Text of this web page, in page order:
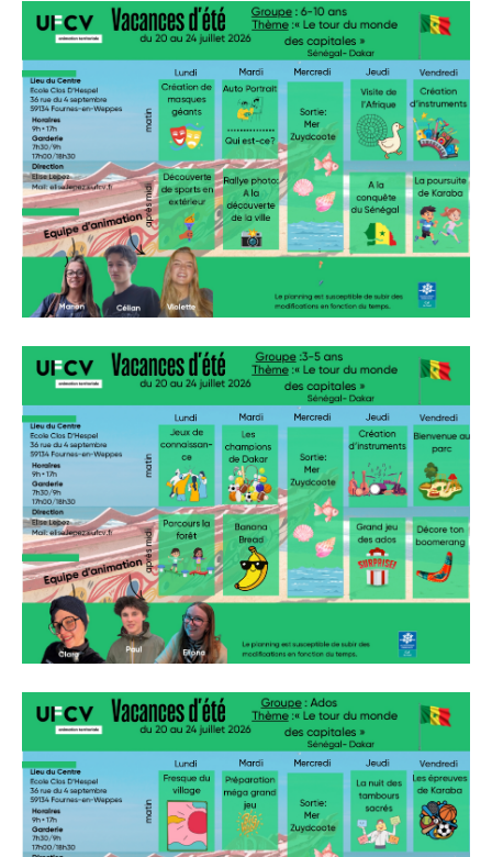
» Club de football ESW
» Club de gym "La Jeanne d'Arc"
» Club de judo
» Espace Forme Fournois
» GR en Weppes
» Krav maga
» PACCAP
» Tonic gym
» Weppes natation
» Service à domicile
» ADMR
» SEWEP
» Autres associations
» ESA
» Scouts de France
CONTACT